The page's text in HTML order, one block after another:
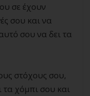
σε έχουν
σου και να
σου να δει τα
στόχους σου,
τα χόμπι σου και